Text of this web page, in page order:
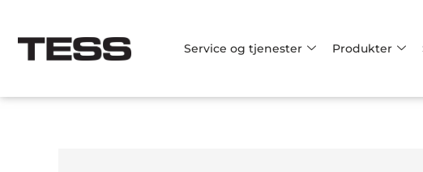
rett
Service og tjenester Produkter